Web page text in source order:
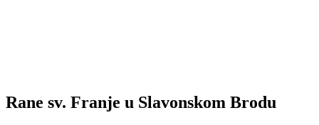
Rane sv. Franje u Slavonskom Brodu